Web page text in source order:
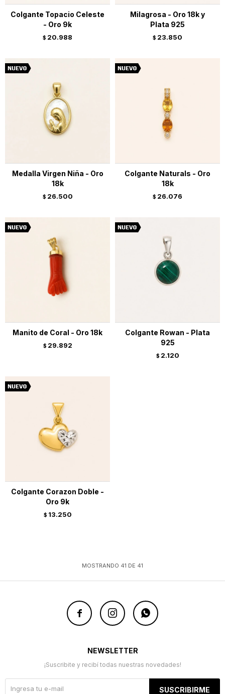
Colgante Topacio Celeste
- Oro 9k
$ 20.988
Milagrosa - Oro 18k y
Plata 925
$ 23.850
Medalla Virgen Niña - Oro
18k
$ 26.500
Colgante Naturals - Oro
18k
$ 26.076
Manito de Coral - Oro 18k
$ 29.892
Colgante Rowan - Plata
925
$ 2.120
Colgante Corazon Doble -
Oro 9k
$ 13.250
MOSTRANDO 41 DE 41
  
NEWSLETTER
¡Suscribite y recibí todas nuestras novedades!
SUSCRIBIRME